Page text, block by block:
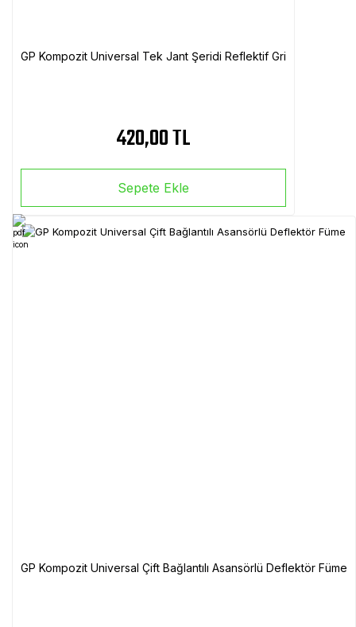
GP Kompozit Universal Tek Jant Şeridi Reflektif Gri
420,00 TL
Sepete Ekle
GP Kompozit Universal Çift Bağlantılı Asansörlü Deflektör Füme